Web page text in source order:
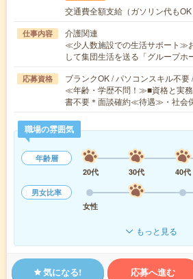
交通費全額支給（ガソリン代もOK
仕事内容
介護関連
≪少人数施設での生活サポート≫
して集団生活を送る「グループ
応募資格
ブランクOK / パソコンスキル不要
≪年齢・学歴不問！≫■資格と実
書不要＊面談確約≪待遇≫・社会
職場の雰囲気
年齢層
20代
30代 40代
男女比率
女性
もっと見る
気になる! 応募へ進む